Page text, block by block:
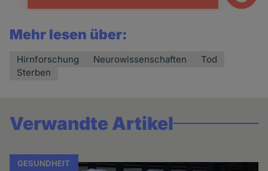
Mehr lesen über:
Hirnforschung Neurowissenschaften
Tod
Sterben
Verwandte Artikel
GESUNDHEIT